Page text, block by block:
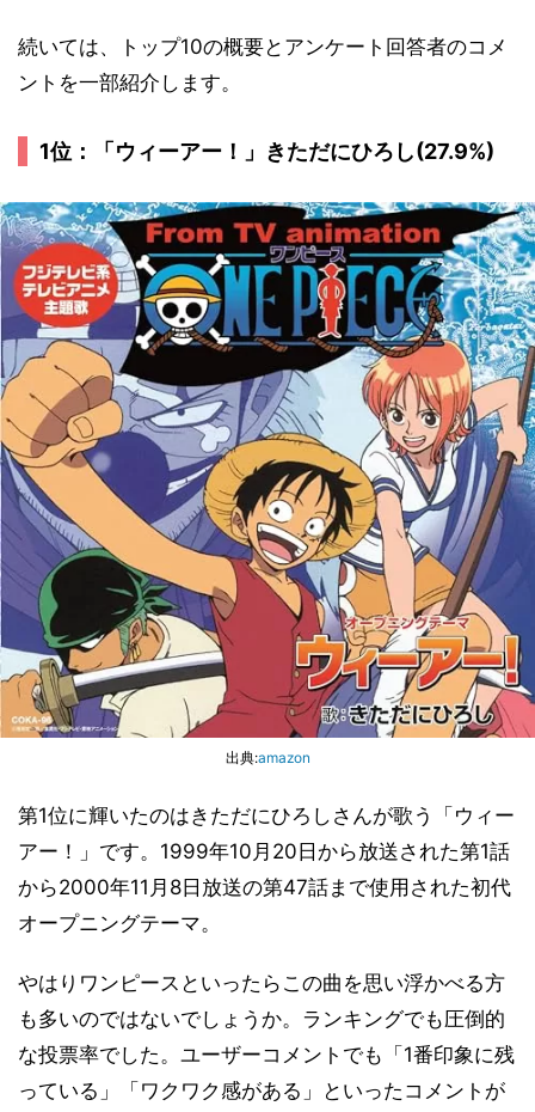
続いては、トップ10の概要とアンケート回答者のコメ
ントを一部紹介します。
1位：「ウィーアー！」きただにひろし(27.9%)
出典:amazon
第1位に輝いたのはきただにひろしさんが歌う「ウィー
アー！」です。1999年10月20日から放送された第1話
から2000年11月8日放送の第47話まで使用された初代
オープニングテーマ。
やはりワンピースといったらこの曲を思い浮かべる方
も多いのではないでしょうか。ランキングでも圧倒的
な投票率でした。ユーザーコメントでも「1番印象に残
っている」「ワクワク感がある」といったコメントが